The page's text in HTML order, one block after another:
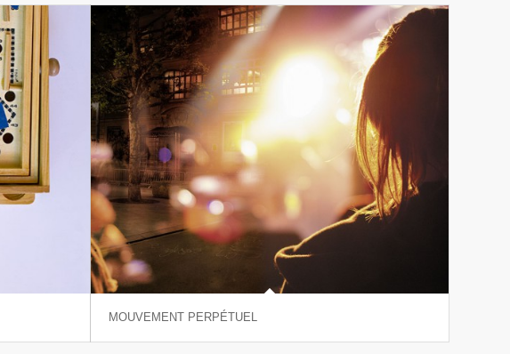
MOUVEMENT PERPÉTUEL